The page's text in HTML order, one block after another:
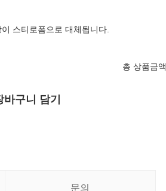
스티로폼으로 대체됩니다.
총 상품금액
바구니 담기
문의